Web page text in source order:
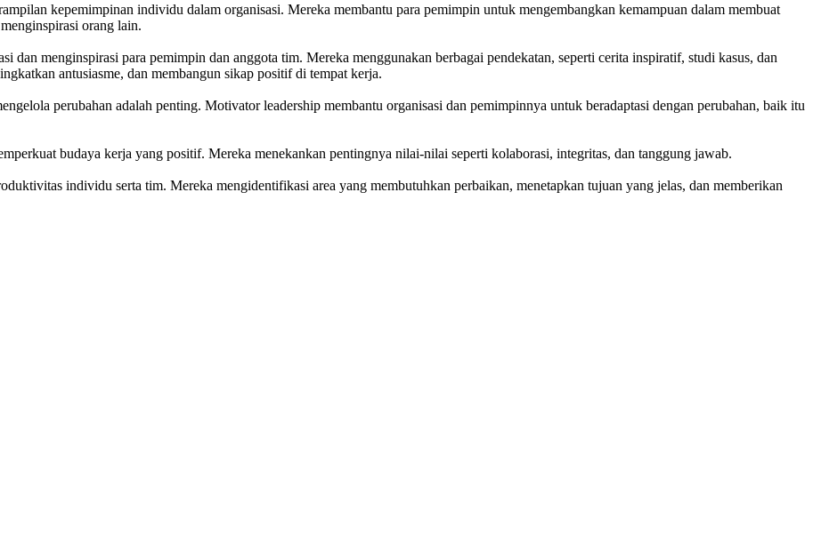
kepemimpinan individu dalam organisasi. Mereka membantu para pemimpin untuk mengembangkan kemampuan dalam membuat
orang lain.
dan menginspirasi para pemimpin dan anggota tim. Mereka menggunakan berbagai pendekatan, seperti cerita inspiratif, studi kasus, dan
antusiasme, dan membangun sikap positif di tempat kerja.
perubahan adalah penting. Motivator leadership membantu organisasi dan pemimpinnya untuk beradaptasi dengan perubahan, baik itu
budaya kerja yang positif. Mereka menekankan pentingnya nilai-nilai seperti kolaborasi, integritas, dan tanggung jawab.
individu serta tim. Mereka mengidentifikasi area yang membutuhkan perbaikan, menetapkan tujuan yang jelas, dan memberikan